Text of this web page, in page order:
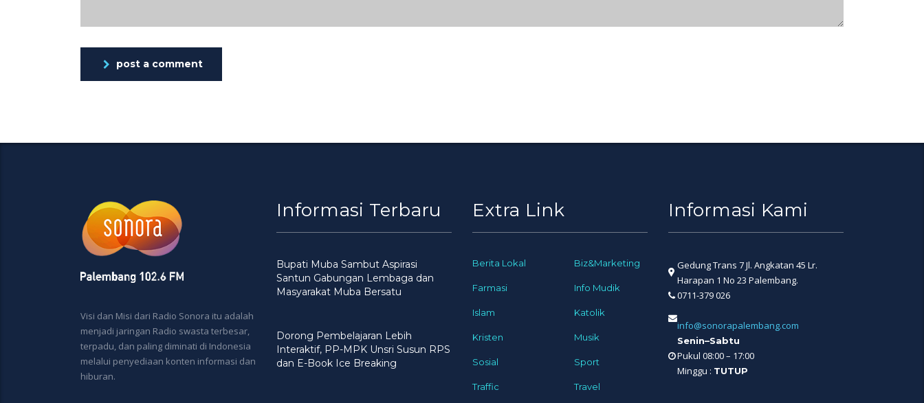
post a comment
Visi dan Misi dari Radio Sonora itu adalah
menjadi jaringan Radio swasta terbesar,
terpadu, dan paling diminati di Indonesia
melalui penyediaan konten informasi dan
hiburan.
Informasi Terbaru
Bupati Muba Sambut Aspirasi
Santun Gabungan Lembaga dan
Masyarakat Muba Bersatu
Dorong Pembelajaran Lebih
Interaktif, PP-MPK Unsri Susun RPS
dan E-Book Ice Breaking
Extra Link
Berita Lokal Biz&Marketing
Farmasi Info Mudik
Islam Katolik
Kristen Musik
Sosial Sport
Traffic Travel
Informasi Kami
Gedung Trans 7 Jl. Angkatan 45 Lr.
Harapan 1 No 23 Palembang.
0711-379 026
info@sonorapalembang.com
Senin–Sabtu
Pukul 08:00 – 17:00
Minggu : TUTUP